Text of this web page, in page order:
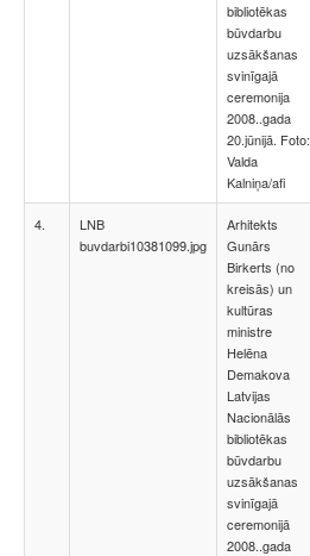
bibliotēkas
būvdarbu
uzsākšanas
svinīgajā
ceremonija
2008..gada
20.jūnijā. Foto:
Valda
Kalniņa/afi
4.
LNB
buvdarbi10381099.jpg
Arhitekts
Gunārs
Birkerts (no
kreisās) un
kultūras
ministre
Helēna
Demakova
Latvijas
Nacionālās
bibliotēkas
būvdarbu
uzsākšanas
svinīgajā
ceremonijā
2008..gada